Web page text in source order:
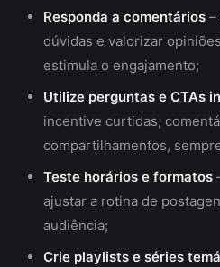
Responda a comentários –
dúvidas e valorizar
estimula o engajamento;
Utilize perguntas e CTAs
incentive curtidas,
compartilhamentos,
Teste horários e formatos
ajustar a rotina de
audiência;
Crie playlists e séries